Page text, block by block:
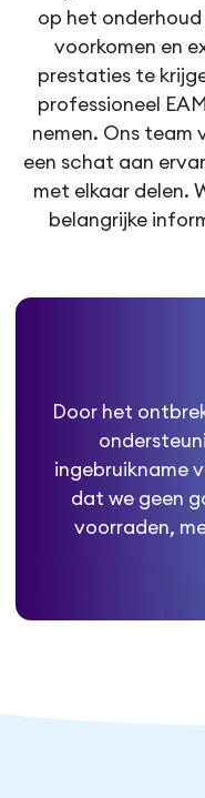
op het
voorkomen en
prestaties te
professioneel
nemen. Ons team
een schat aan
met elkaar delen.
belangrijke
Door het
ingebruikname
dat we geen
voorraden,